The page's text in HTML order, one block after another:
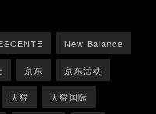
New Balance
京东 京东活动
天猫 天猫国际